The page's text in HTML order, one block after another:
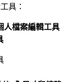
具：
人檔案編輯工具